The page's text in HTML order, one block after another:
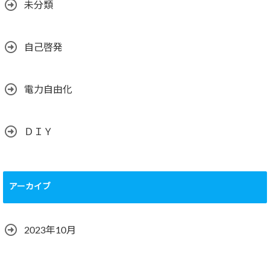
未分類
自己啓発
電力自由化
ＤＩＹ
アーカイブ
2023年10月